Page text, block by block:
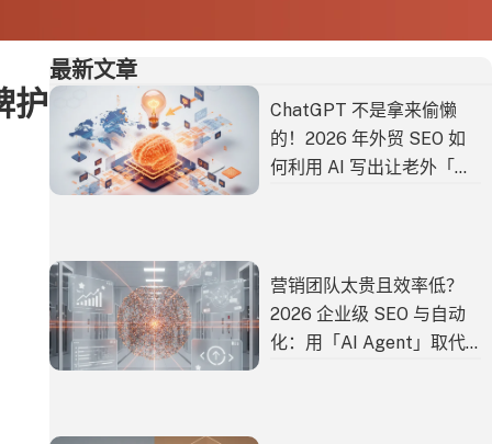
护
最新文章
ChatGPT 不是拿来偷懒
的！2026 年外贸 SEO 如
何利用 AI 写出让老外「秒
营销团队太贵且效率低？
2026 企业级 SEO 与自动
化：用「AI Agent」取代